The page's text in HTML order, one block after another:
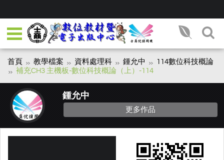
首頁 教學檔案 資料處理科 鍾允中
114數位科技概論
補充CH3 主機板-數位科技概論（上）-114
鍾允中
更多作品